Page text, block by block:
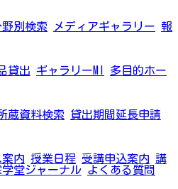
野別検索 メディアギャラリー 報
貸出 ギャラリーMI
多目的ホー
蔵資料検索
貸出期間延長申請
案内 授業日程 受講申込案内 講
学堂ジャーナル よくある質問